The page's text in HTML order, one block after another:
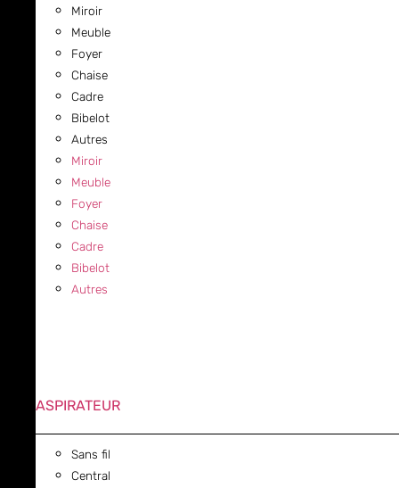
Miroir
Meuble
Foyer
Chaise
Cadre
Bibelot
Autres
Miroir
Meuble
Foyer
Chaise
Cadre
Bibelot
Autres
ASPIRATEUR
Sans fil
Central